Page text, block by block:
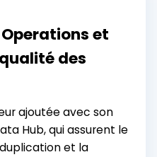
Operations et
des
ajoutée avec son
Hub, qui assurent le
et la